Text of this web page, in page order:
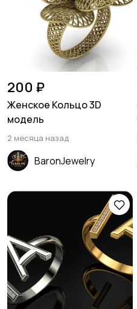
200 ₽
Женское Кольцо 3D
модель
2 месяца назад
BaronJewelry